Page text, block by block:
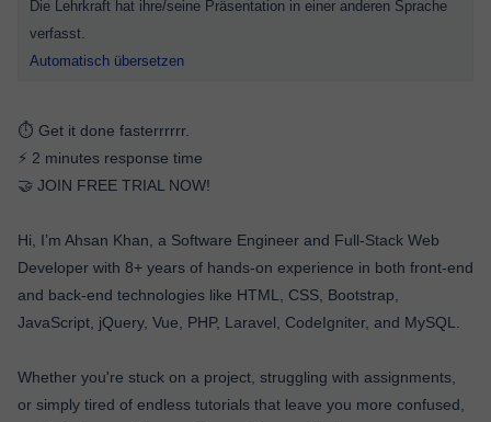
Die Lehrkraft hat ihre/seine Präsentation in einer anderen Sprache
verfasst.
Automatisch übersetzen
⏱ Get it done fasterrrrrr.
⚡ 2 minutes response time
🤝 JOIN FREE TRIAL NOW!
Hi, I’m Ahsan Khan, a Software Engineer and Full-Stack Web
Developer with 8+ years of hands-on experience in both front-end
and back-end technologies like HTML, CSS, Bootstrap,
JavaScript, jQuery, Vue, PHP, Laravel, CodeIgniter, and MySQL.
Whether you're stuck on a project, struggling with assignments,
or simply tired of endless tutorials that leave you more confused,